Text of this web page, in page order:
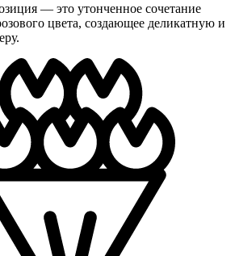
— это утонченное сочетание
цвета, создающее деликатную и